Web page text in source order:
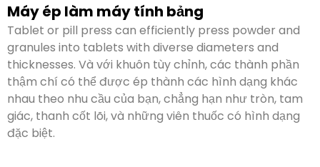
Máy ép làm máy tính bảng
Máy ép viên hoặc máy ép viên có thể ép bột và hạt
thành viên một cách hiệu quả với đường kính và độ
dày đa dạng . Và với khuôn tùy chỉnh, các thành phần
thậm chí có thể được ép thành các hình dạng khác
nhau theo nhu cầu của bạn, chẳng hạn như tròn, tam
giác, thanh cốt lõi, và những viên thuốc có hình dạng
đặc biệt.